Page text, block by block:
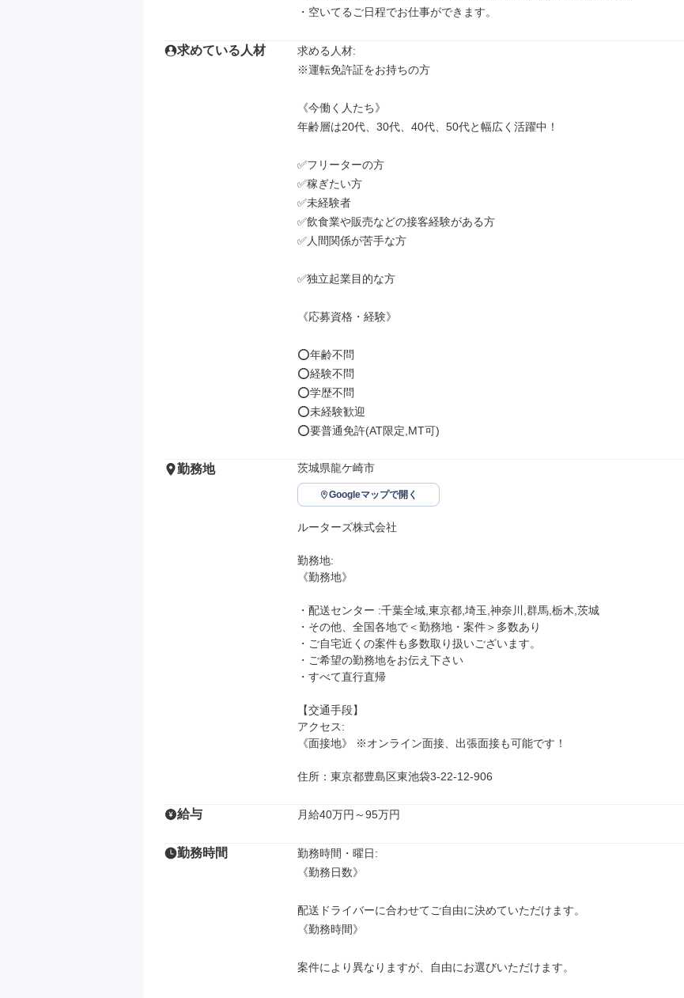
・空いてるご日程でお仕事ができます。
求めている人材
求める人材:
※運転免許証をお持ちの方
《今働く人たち》
年齢層は20代、30代、40代、50代と幅広く活躍中！
✅フリーターの方
✅稼ぎたい方
✅未経験者
✅飲食業や販売などの接客経験がある方
✅人間関係が苦手な方
✅独立起業目的な方
《応募資格・経験》
⭕年齢不問
⭕経験不問
⭕学歴不問
⭕未経験歓迎
⭕要普通免許(AT限定,MT可)
勤務地 茨城県龍ケ崎市
Googleマップで開く
ルーターズ株式会社
勤務地:
《勤務地》
・配送センター :千葉全域,東京都,埼玉,神奈川,群馬,栃木,茨城
・その他、全国各地で＜勤務地・案件＞多数あり
・ご自宅近くの案件も多数取り扱いございます。
・ご希望の勤務地をお伝え下さい
・すべて直行直帰
【交通手段】
アクセス:
《面接地》 ※オンライン面接、出張面接も可能です！
住所：東京都豊島区東池袋3-22-12-906
給与 月給40万円～95万円
勤務時間
勤務時間・曜日:
《勤務日数》
配送ドライバーに合わせてご自由に決めていただけます。
《勤務時間》
案件により異なりますが、自由にお選びいただけます。